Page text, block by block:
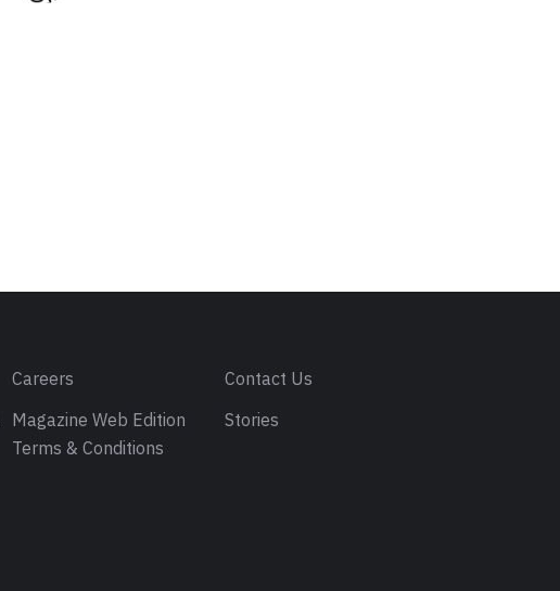
Careers
Contact Us
Magazine Web Edition
Terms & Conditions
Stories